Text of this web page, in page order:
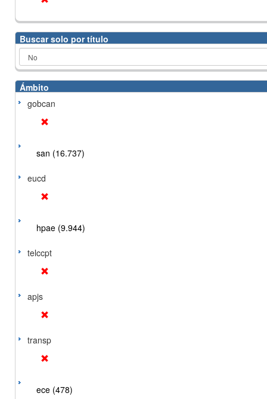
Buscar solo por título
Ámbito
gobcan
san (16.737)
eucd
hpae (9.944)
telccpt
apjs
transp
ece (478)